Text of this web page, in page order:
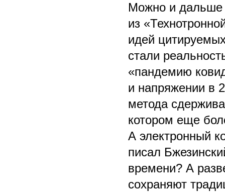
Можно и дальше
из
идей
стали
«пандемию
и напряжении в
метода
котором еще
А электронный
писал
времени? А
сохраняют